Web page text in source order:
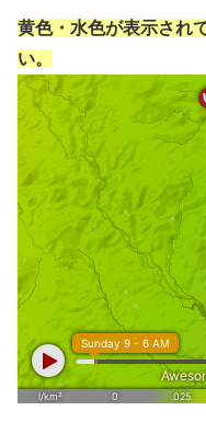
黄色・水色が表示され
い。